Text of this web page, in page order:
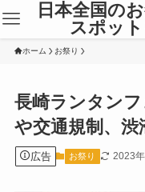
日本全国の
スポッ
ホーム お祭り
長崎ランタン
や交通規制、渋
広告 お祭り 2023